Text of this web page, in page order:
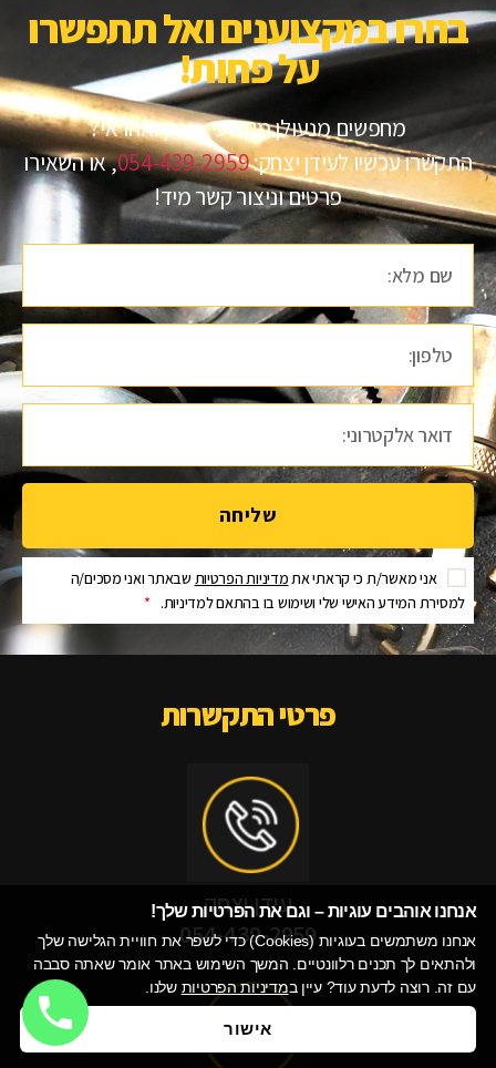
בחרו במקצוענים ואל תתפשרו
על פחות!​
מחפשים מנעולן מקצועי, אמין ואחראי?
התקשרו עכשיו לעידן יצחק:054-439-2959, או השאירו
פרטים וניצור קשר מיד!
שליחה
אני מאשר/ת כי קראתי אתמדיניות הפרטיות שבאתר ואני מסכים/ה
למסירת המידע האישי שלי ושימוש בו בהתאם למדיניות. *
פרטי התקשרות
עידן יצחק
054-439-2959
אנחנו אוהבים עוגיות – וגם את הפרטיות שלך!​
אנחנו משתמשים בעוגיות (Cookies) כדי לשפר את חוויית הגלישה שלך
ולהתאים לך תכנים רלוונטיים. המשך השימוש באתר אומר שאתה סבבה
עם זה. רוצה לדעת עוד? עיין במדיניות הפרטיות שלנו.
אישור